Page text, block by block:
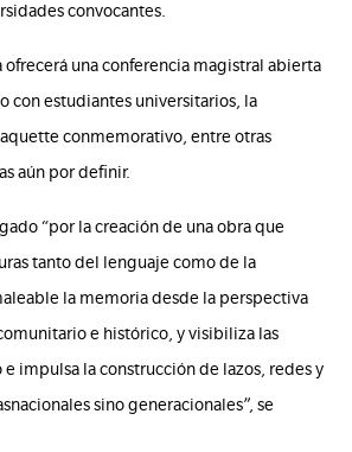
convocantes.
ofrecerá una conferencia magistral abierta
con estudiantes universitarios, la
conmemorativo, entre otras
aún por definir.
“por la creación de una obra que
tanto del lenguaje como de la
la memoria desde la perspectiva
e histórico, y visibiliza las
impulsa la construcción de lazos, redes y
sino generacionales”, se